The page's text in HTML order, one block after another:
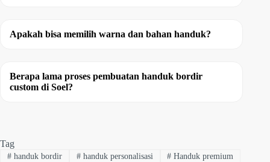
Apakah bisa memilih warna dan bahan handuk?
Berapa lama proses pembuatan handuk bordir
custom di Soel?
Tag
#handuk bordir #handuk personalisasi # Handuk premium